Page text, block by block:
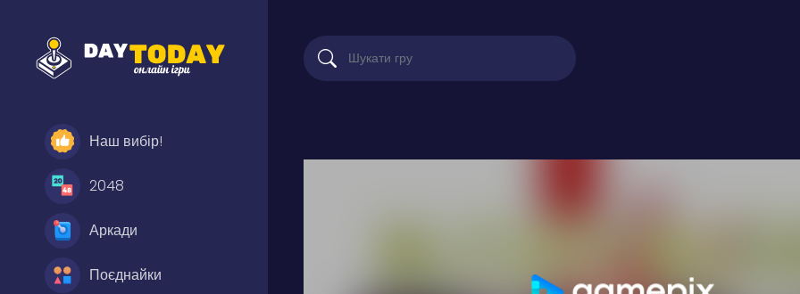
Наш вибір!
2048
Аркади
Поєднайки